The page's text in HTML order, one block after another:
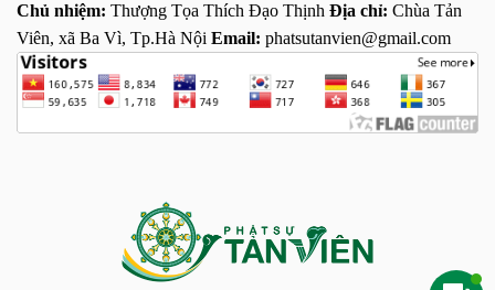
Chủ nhiệm: Thượng Tọa Thích Đạo Thịnh Địa chỉ: Chùa Tản
Viên, xã Ba Vì, Tp.Hà Nội Email: phatsutanvien@gmail.com